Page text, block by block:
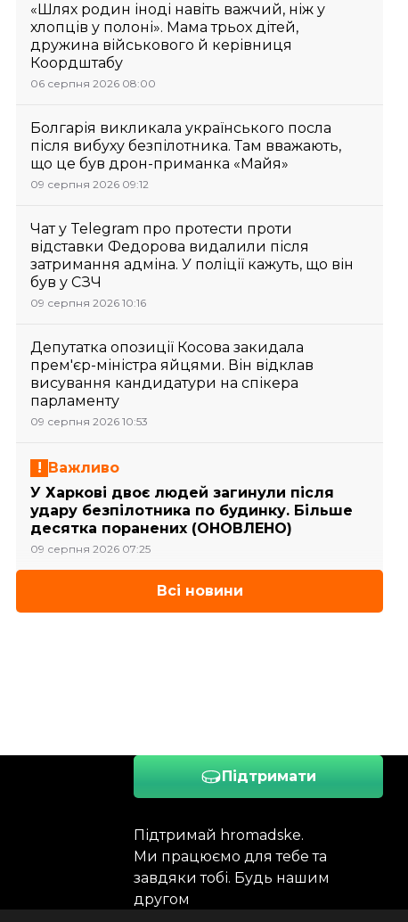
«Шлях родин іноді навіть важчий, ніж у
хлопців у полоні». Мама трьох дітей,
дружина військового й керівниця
Коордштабу
06 серпня 2026 08:00
Болгарія викликала українського посла
після вибуху безпілотника. Там вважають,
що це був дрон-приманка «Майя»
09 серпня 2026 09:12
Чат у Telegram про протести проти
відставки Федорова видалили після
затримання адміна. У поліції кажуть, що він
був у СЗЧ
09 серпня 2026 10:16
Депутатка опозиції Косова закидала
прем'єр-міністра яйцями. Він відклав
висування кандидатури на спікера
парламенту
09 серпня 2026 10:53
Важливо
У Харкові двоє людей загинули після
удару безпілотника по будинку. Більше
десятка поранених (ОНОВЛЕНО)
09 серпня 2026 07:25
Всі новини
Підтримати
Підтримай hromadske.
Ми працюємо для тебе та
завдяки тобі. Будь нашим
другом